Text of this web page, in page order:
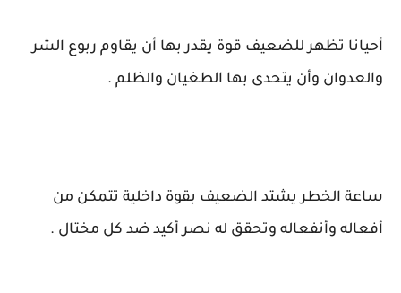
أحيانا تظهر للضعيف قوة يقدر بها أن يقاوم ربوع الشر
والعدوان وأن يتحدى بها الطغيان والظلم .
ساعة الخطر يشتد الضعيف بقوة داخلية تتمكن من
أفعاله وأنفعاله وتحقق له نصر أكيد ضد كل مختال .